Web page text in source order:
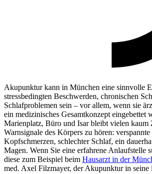
Akupunktur kann in München eine sinnvolle
stressbedingten Beschwerden, chronischen
Schlafproblemen sein – vor allem, wenn sie
ein medizinisches Gesamtkonzept eingebettet
Marienplatz, Büro und Isar bleibt vielen kaum
Warnsignale des Körpers zu hören:
Kopfschmerzen, schlechter Schlaf, ein
Magen. Wenn Sie eine erfahrene Anlaufstelle
diese zum Beispiel beim Hausarzt in der
med. Axel Filzmayer, der Akupunktur in seine